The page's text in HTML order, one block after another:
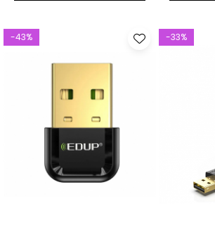
-43% -33%